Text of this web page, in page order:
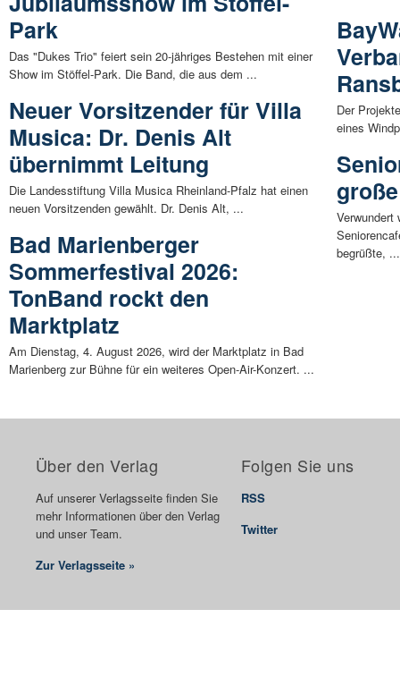
Park
Das "Dukes Trio" feiert sein 20-jähriges Bestehen mit einer
Show im Stöffel-Park. Die Band, die aus dem ...
Neuer Vorsitzender für Villa
Musica: Dr. Denis Alt
übernimmt Leitung
Die Landesstiftung Villa Musica Rheinland-Pfalz hat einen
neuen Vorsitzenden gewählt. Dr. Denis Alt, ...
Bad Marienberger
Sommerfestival 2026:
TonBand rockt den
Marktplatz
Am Dienstag, 4. August 2026, wird der Marktplatz in Bad
Marienberg zur Bühne für ein weiteres Open-Air-Konzert. ...
Der
eines
Verwundert
begrüßte, ...
Über den Verlag
Auf unserer Verlagsseite finden Sie
mehr Informationen über den Verlag
und unser Team.
Zur Verlagsseite »
Folgen Sie uns
RSS
Twitter